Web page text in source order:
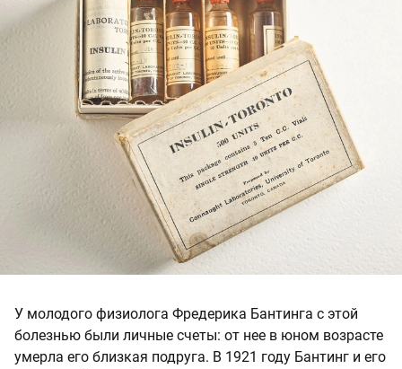
У молодого физиолога Фредерика Бантинга с этой
болезнью были личные счеты: от нее в юном возрасте
умерла его близкая подруга. В 1921 году Бантинг и его